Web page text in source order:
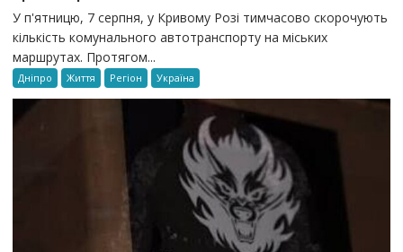
У п'ятницю, 7 серпня, у Кривому Розі тимчасово скорочують
кількість комунального автотранспорту на міських
маршрутах. Протягом...
Дніпро Життя Регіон Україна